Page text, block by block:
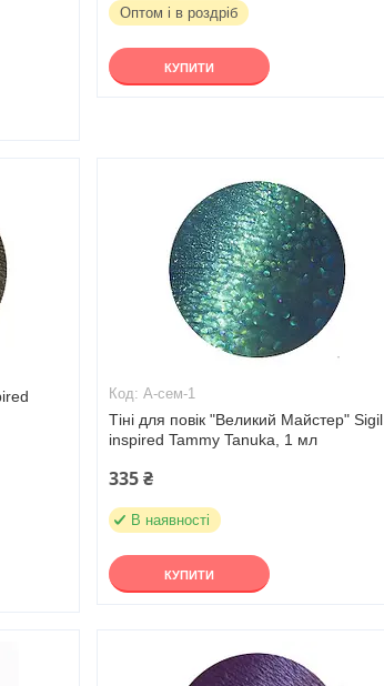
Оптом і в роздріб
КУПИТИ
А-сем-1
Тіні для повік "Великий Майстер" Sigil
inspired Tammy Tanuka, 1 мл
335 ₴
В наявності
КУПИТИ